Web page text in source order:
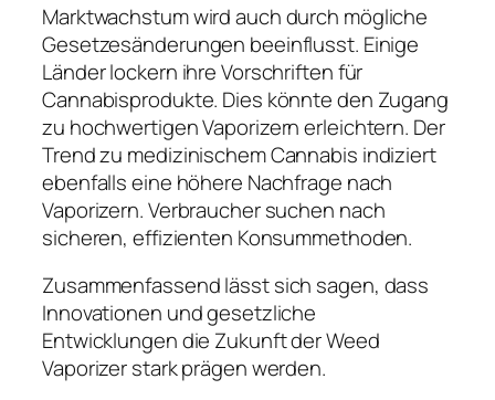
Marktwachstum wird auch durch mögliche
Gesetzesänderungen beeinflusst. Einige
Länder lockern ihre Vorschriften für
Cannabisprodukte. Dies könnte den Zugang
zu hochwertigen Vaporizern erleichtern. Der
Trend zu medizinischem Cannabis indiziert
ebenfalls eine höhere Nachfrage nach
Vaporizern. Verbraucher suchen nach
sicheren, effizienten Konsummethoden.
Zusammenfassend lässt sich sagen, dass
Innovationen und gesetzliche
Entwicklungen die Zukunft der Weed
Vaporizer stark prägen werden.